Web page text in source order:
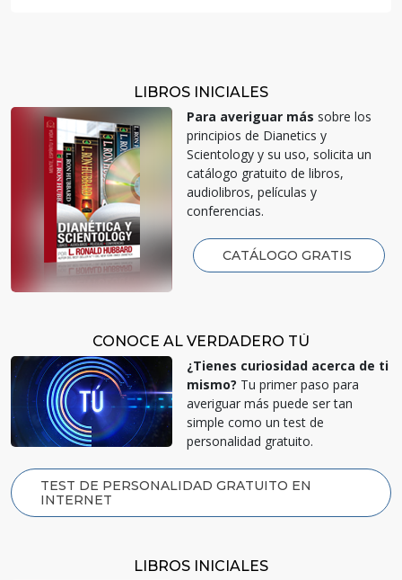
LIBROS INICIALES
Para averiguar más sobre los
principios de Dianetics y
Scientology y su uso, solicita un
catálogo gratuito de libros,
audiolibros, películas y
conferencias.
CATÁLOGO GRATIS
CONOCE AL VERDADERO TÚ
¿Tienes curiosidad acerca de ti
mismo? Tu primer paso para
averiguar más puede ser tan
simple como un test de
personalidad gratuito.
TEST DE PERSONALIDAD GRATUITO EN
INTERNET
LIBROS INICIALES